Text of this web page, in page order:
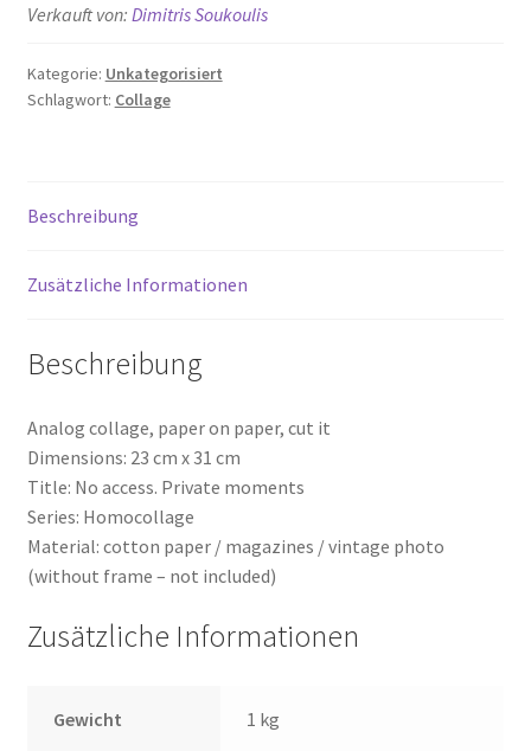
Verkauft von: Dimitris Soukoulis
Kategorie: Unkategorisiert
Schlagwort: Collage
Beschreibung
Zusätzliche Informationen
Beschreibung
Analog collage, paper on paper, cut it
Dimensions: 23 cm x 31 cm
Title: No access. Private moments
Series: Homocollage
Material: cotton paper / magazines / vintage photo
(without frame – not included)
Zusätzliche Informationen
Gewicht 1 kg